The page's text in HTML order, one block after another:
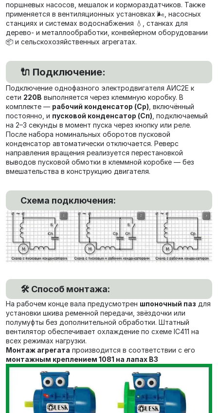
поршневых насосов, мешалок и кормораздатчиков. Также
применяется в вентиляционных установках 🌬️, насосных
станциях и системах водоснабжения 💧, станках для
дерево- и металлообработки, конвейерном оборудовании
📦 и сельскохозяйственных агрегатах.
🔌 Подключение:
Подключение однофазного электродвигателя АИС2Е к
сети 220В выполняется через клеммную коробку. В
комплекте — рабочий конденсатор (Ср) , включённый
постоянно, и пусковой конденсатор (Сп) , подключаемый
на 2–3 секунды в момент пуска через кнопку или реле.
После набора номинальных оборотов пусковой
конденсатор автоматически отключается. Реверс
направления вращения реализуется перестановкой
выводов пусковой обмотки в клеммной коробке — без
вмешательства в конструкцию двигателя.
Схема подключения:
🛠️ Способ монтажа:
На рабочем конце вала предусмотрен шпоночный паз для
установки шкива ременной передачи, звёздочки или
полумуфты без дополнительной обработки. Штатный
вентилятор обеспечивает охлаждение по схеме IC411 на
всех режимах нагрузки.
Монтаж агрегата производится в соответствии с его
монтажным креплением 1081 на лапах В3